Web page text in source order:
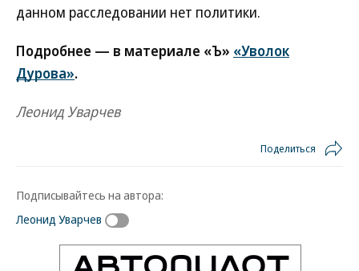
данном расследовании нет политики.
Подробнее — в материале «Ъ» «Уволок
Дурова».
Леонид Уварчев
Поделиться
Подписывайтесь на автора:
Леонид Уварчев
Новости партнеров